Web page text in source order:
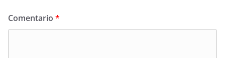
Comentario *